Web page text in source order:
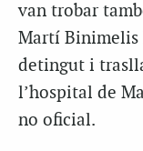
van trobar
Martí Binimelis
detingut i
l’hospital de
no oficial.